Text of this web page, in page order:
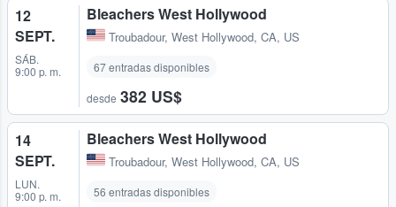
12
SEPT.
SÁB.
9:00 p. m.
Bleachers West Hollywood
Troubadour, West Hollywood, CA, US
67 entradas disponibles
desde 382 US$
14
SEPT.
LUN.
9:00 p. m.
Bleachers West Hollywood
Troubadour, West Hollywood, CA, US
56 entradas disponibles